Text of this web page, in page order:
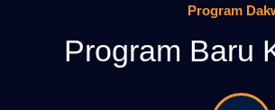
Program
Program Baru